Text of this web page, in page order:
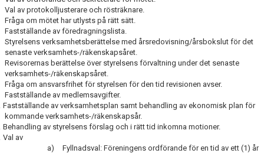
LEDARINFORMATION
STYRELSE/SEKTIONER
KONTAKT/KANSLI
PARTNERS
OM SUFC
Val av protokolljusterare och rösträknare.
Fråga om mötet har utlysts på rätt sätt.
Fastställande av föredragningslista.
Styrelsens verksamhetsberättelse med årsredovisning/årsbokslut för det
senaste verksamhets-/räkenskapsåret.
Revisorernas berättelse över styrelsens förvaltning under det senaste
verksamhets-/räkenskapsåret.
Fråga om ansvarsfrihet för styrelsen för den tid revisionen avser.
Fastställande av medlemsavgifter.
Fastställande av verksamhetsplan samt behandling av ekonomisk plan för
kommande verksamhets-/räkenskapsår.
Behandling av styrelsens förslag och i rätt tid inkomna motioner.
Val av
a)
Fyllnadsval: Föreningens ordförande för en tid av ett (1) år